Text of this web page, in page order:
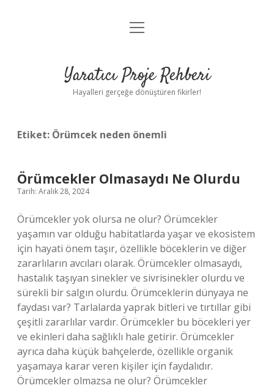
Anasayfa
Yasal Uyarı
menüyü
Yaratıcı Proje Rehberi
Hayalleri gerçeğe dönüştüren fikirler!
Etiket: Örümcek neden önemli
Örümcekler Olmasaydı Ne Olurdu
Tarih: Aralık 28, 2024
Örümcekler yok olursa ne olur? Örümcekler
yaşamın var olduğu habitatlarda yaşar ve ekosistem
için hayati önem taşır, özellikle böceklerin ve diğer
zararlıların avcıları olarak. Örümcekler olmasaydı,
hastalık taşıyan sinekler ve sivrisinekler olurdu ve
sürekli bir salgın olurdu. Örümceklerin dünyaya ne
faydası var? Tarlalarda yaprak bitleri ve tırtıllar gibi
çeşitli zararlılar vardır. Örümcekler bu böcekleri yer
ve ekinleri daha sağlıklı hale getirir. Örümcekler
ayrıca daha küçük bahçelerde, özellikle organik
yaşamaya karar veren kişiler için faydalıdır.
Örümcekler olmazsa ne olur? Örümcekler